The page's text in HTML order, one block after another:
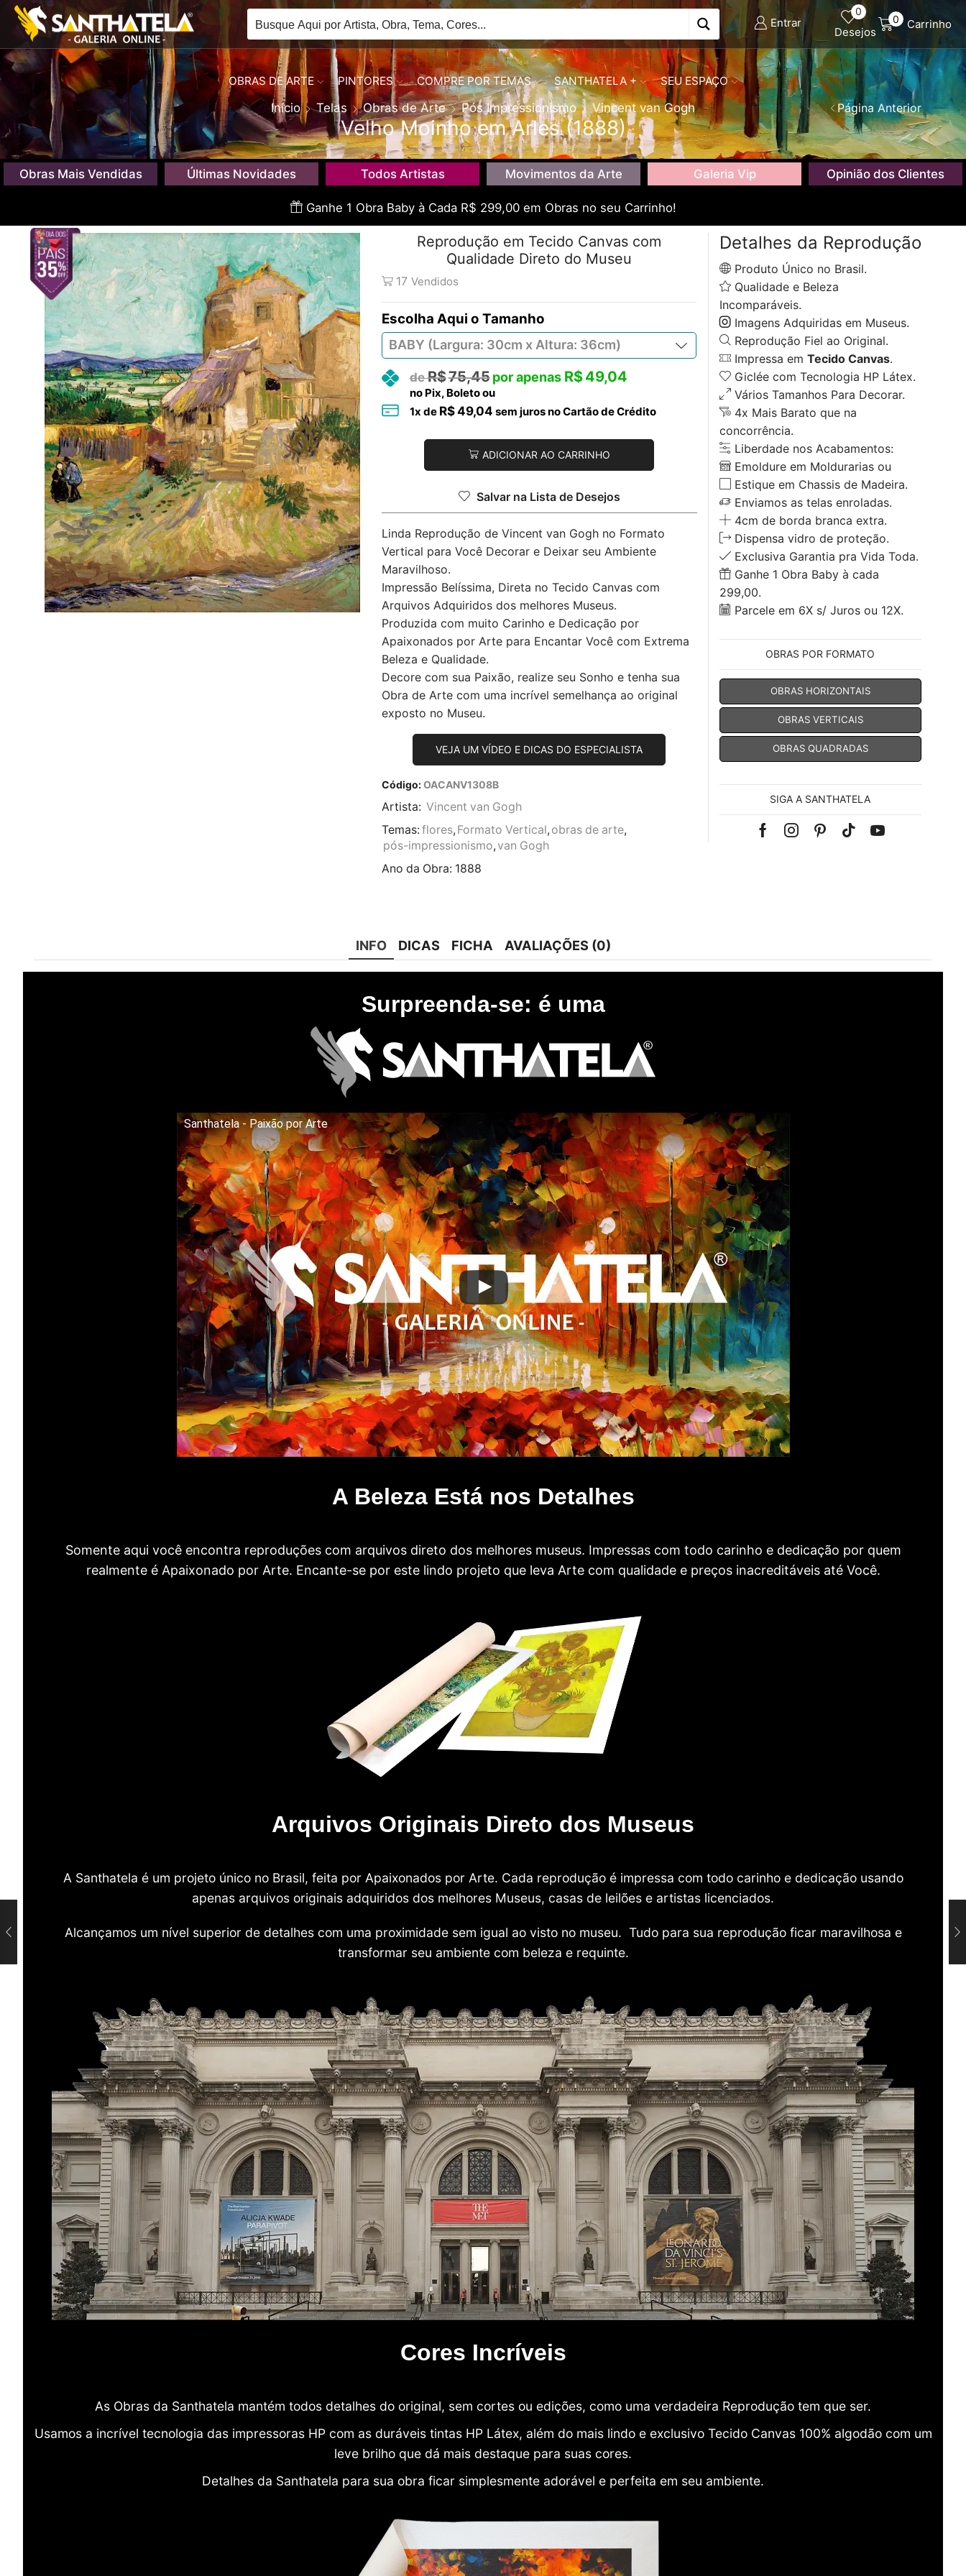
Entrar
0
Desejos
0 Carrinho
OBRAS DE ARTE PINTORES COMPRE POR TEMAS SANTHATELA + SEU ESPAÇO
Início Telas Obras de Arte Pós Impressionismo Vincent van Gogh
Velho Moinho em Arles (1888)
Página Anterior
Obras Mais Vendidas Últimas Novidades Todos Artistas Movimentos da Arte Galeria Vip Opinião dos Clientes
Ganhe 1 Obra Baby à Cada R$ 299,00 em Obras no seu Carrinho!
Reprodução em Tecido Canvas com
Qualidade Direto do Museu
17 Vendidos
Tamanho
R$75,45 R$49,04
no Pix, Boleto ou
1x de R$49,04 sem juros no Cartão de Crédito
ADICIONAR AO CARRINHO
Salvar na Lista de Desejos
Linda Reprodução de Vincent van Gogh no Formato
Vertical para Você Decorar e Deixar seu Ambiente
Maravilhoso.
Impressão Belíssima, Direta no Tecido Canvas com
Arquivos Adquiridos dos melhores Museus.
Produzida com muito Carinho e Dedicação por
Apaixonados por Arte para Encantar Você com Extrema
Beleza e Qualidade.
Decore com sua Paixão, realize seu Sonho e tenha sua
Obra de Arte com uma incrível semelhança ao original
exposto no Museu.
VEJA UM VÍDEO E DICAS DO ESPECIALISTA
Código:OACANV1308B
Artista: Vincent van Gogh
Temas: flores, Formato Vertical, obras de arte,
pós-impressionismo,van Gogh
Ano da Obra: 1888
Detalhes da Reprodução
Produto Único no Brasil.
Qualidade e Beleza
Incomparáveis.
Imagens Adquiridas em Museus.
Reprodução Fiel ao Original.
Impressa em Tecido Canvas.
Giclée com Tecnologia HP Látex.
Vários Tamanhos Para Decorar.
4x Mais Barato que na
concorrência.
Liberdade nos Acabamentos:
Emoldure em Moldurarias ou
Estique em Chassis de Madeira.
Enviamos as telas enroladas.
4cm de borda branca extra.
Dispensa vidro de proteção.
Exclusiva Garantia pra Vida Toda.
Ganhe 1 Obra Baby à cada
299,00.
Parcele em 6X s/ Juros ou 12X.
OBRAS POR FORMATO
OBRAS HORIZONTAIS
OBRAS VERTICAIS
OBRAS QUADRADAS
SIGA A SANTHATELA
FacebookInstagramPinterest
Tik-Youtube
INFO DICAS FICHA AVALIAÇÕES (0)
Surpreenda-se: é uma
Santhatela - Paixão por Arte
A Beleza Está nos Detalhes
Somente aqui você encontra reproduções com arquivos direto dos melhores museus. Impressas com todo carinho e dedicação por quem
realmente é Apaixonado por Arte. Encante-se por este lindo projeto que leva Arte com qualidade e preços inacreditáveis até Você.
Arquivos Originais Direto dos Museus
A Santhatela é um projeto único no Brasil, feita por Apaixonados por Arte. Cada reprodução é impressa com todo carinho e dedicação usando
apenas arquivos originais adquiridos dos melhores Museus, casas de leilões e artistas licenciados.
Alcançamos um nível superior de detalhes com uma proximidade sem igual ao visto no museu. Tudo para sua reprodução ficar maravilhosa e
transformar seu ambiente com beleza e requinte.
Cores Incríveis
As Obras da Santhatela mantém todos detalhes do original, sem cortes ou edições, como uma verdadeira Reprodução tem que ser.
Usamos a incrível tecnologia das impressoras HP com as duráveis tintas HP Látex, além do mais lindo e exclusivo Tecido Canvas 100% algodão com um
leve brilho que dá mais destaque para suas cores.
Detalhes da Santhatela para sua obra ficar simplesmente adorável e perfeita em seu ambiente.